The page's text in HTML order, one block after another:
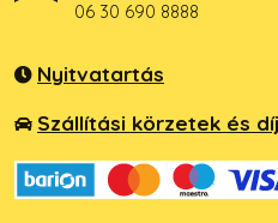
06 30 690 8888
Nyitvatartás
Szállítási körzetek és